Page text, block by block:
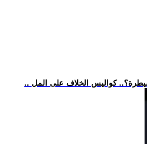
كواليس الخلاف على المل